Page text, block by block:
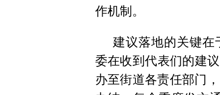
作机制。
建议落地的关键
委在收到代表们的建
办至街道各责任部门